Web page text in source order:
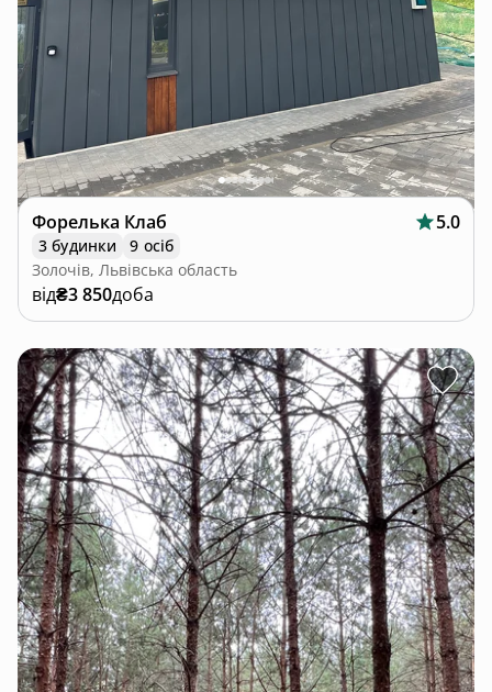
Форелька Клаб 5.0
3 будинки
9 осіб
Золочів, Львівська область
від₴3 850доба